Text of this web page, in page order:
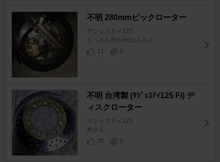
不明 280mmビックローター
マジェスティ125
ぐっさん@おkeiはんさん
11
0
不明 台湾製 (ﾏｼﾞｪｽﾃｨ125 Fi) デ
ィスクローター
マジェスティ125
外さん
35
0